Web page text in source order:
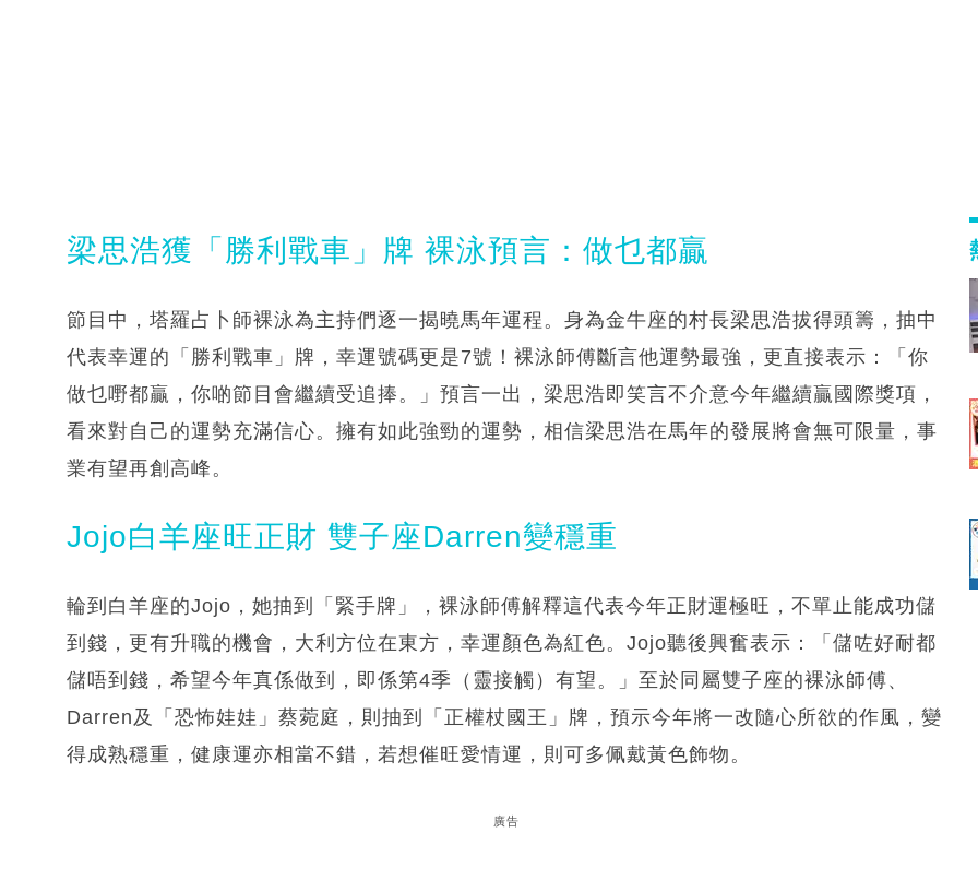
梁思浩獲「勝利戰車」牌 裸泳預言：做乜都贏
節目中，塔羅占卜師裸泳為主持們逐一揭曉馬年運程。身為金牛座的村長梁思浩拔得頭籌，抽中
代表幸運的「勝利戰車」牌，幸運號碼更是7號！裸泳師傅斷言他運勢最強，更直接表示：「你
做乜嘢都贏，你啲節目會繼續受追捧。」預言一出，梁思浩即笑言不介意今年繼續贏國際獎項，
看來對自己的運勢充滿信心。擁有如此強勁的運勢，相信梁思浩在馬年的發展將會無可限量，事
業有望再創高峰。
Jojo白羊座旺正財 雙子座Darren變穩重
輪到白羊座的Jojo，她抽到「緊手牌」，裸泳師傅解釋這代表今年正財運極旺，不單止能成功儲
到錢，更有升職的機會，大利方位在東方，幸運顏色為紅色。Jojo聽後興奮表示：「儲咗好耐都
儲唔到錢，希望今年真係做到，即係第4季（靈接觸）有望。」至於同屬雙子座的裸泳師傅、
Darren及「恐怖娃娃」蔡菀庭，則抽到「正權杖國王」牌，預示今年將一改隨心所欲的作風，變
得成熟穩重，健康運亦相當不錯，若想催旺愛情運，則可多佩戴黃色飾物。
廣告